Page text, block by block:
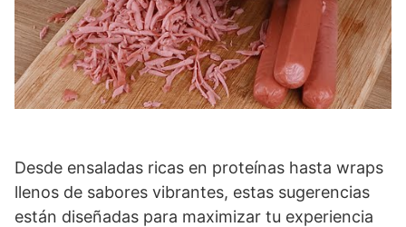
Desde ensaladas ricas en proteínas hasta wraps
llenos de sabores vibrantes, estas sugerencias
están diseñadas para maximizar tu experiencia